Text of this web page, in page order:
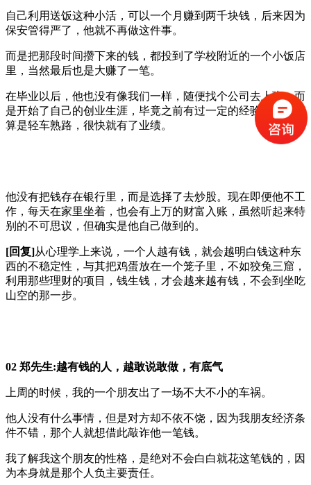
自己利用送饭这种小活，可以一个月赚到两千块钱，后来因为
保安管得严了，他就不再做这件事。
而是把那段时间攒下来的钱，都投到了学校附近的一个小饭店
里，当然最后也是大赚了一笔。
在毕业以后，他也没有像我们一样，随便找个公司去上班，而
是开始了自己的创业生涯，毕竟之前有过一定的经验，这次也
算是轻车熟路，很快就有了业绩。
他没有把钱存在银行里，而是选择了去炒股。现在即便他不工
作，每天在家里坐着，也会有上万的财富入账，虽然听起来特
别的不可思议，但确实是他自己做到的。
[回复]从心理学上来说，一个人越有钱，就会越明白钱这种东
西的不稳定性，与其把鸡蛋放在一个笼子里，不如狡兔三窟，
利用那些理财的项目，钱生钱，才会越来越有钱，不会到坐吃
山空的那一步。
02 郑先生:越有钱的人，越敢说敢做，有底气
上周的时候，我的一个朋友出了一场不大不小的车祸。
他人没有什么事情，但是对方却不依不饶，因为我朋友经济条
件不错，那个人就想借此敲诈他一笔钱。
我了解我这个朋友的性格，是绝对不会白白就花这笔钱的，因
为本身就是那个人负主要责任。